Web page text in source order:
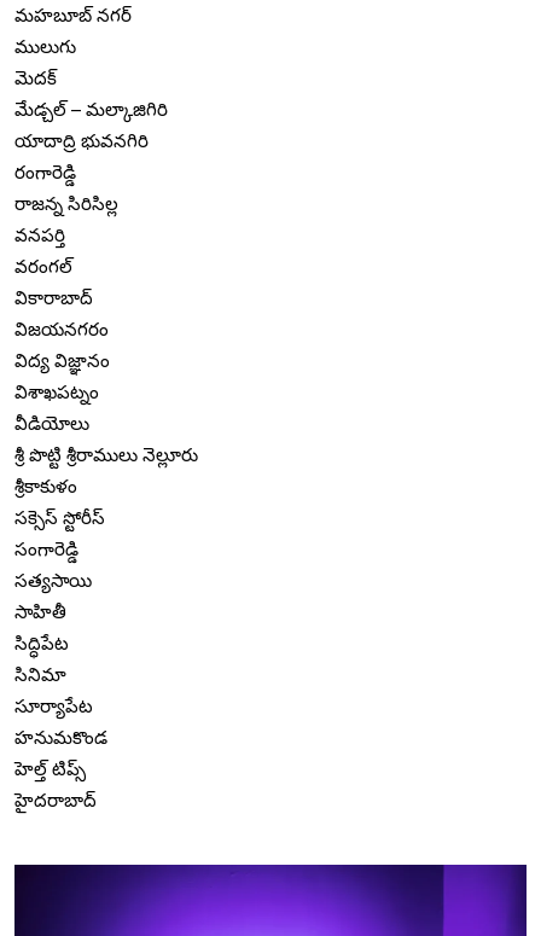
మహబూబ్ నగర్
ములుగు
మెదక్
మేడ్చల్ – మల్కాజిగిరి
యాదాద్రి భువనగిరి
రంగారెడ్డి
రాజన్న సిరిసిల్ల
వనపర్తి
వరంగల్
వికారాబాద్
విజయనగరం
విద్య విజ్ఞానం
విశాఖపట్నం
వీడియోలు
శ్రీ పొట్టి శ్రీరాములు నెల్లూరు
శ్రీకాకుళం
సక్సెస్ స్టోరీస్
సంగారెడ్డి
సత్యసాయి
సాహితీ
సిద్ధిపేట
సినిమా
సూర్యాపేట
హనుమకొండ
హెల్త్ టిప్స్
హైదరాబాద్